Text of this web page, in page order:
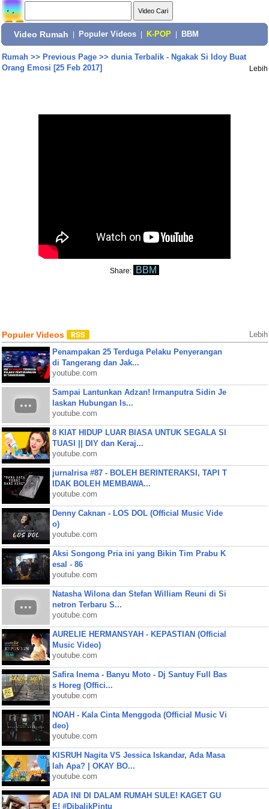
Video Rumah Populer Videos K-POP BBM
Rumah>> Previous Page>> dunia Terbalik - Ngakak Si Idoy Buat
Orang Emosi [25 Feb 2017]
Lebih
Share: BBM
Populer Videos Lebih
Penampakan 25 Terduga Pelaku Penyerangan
di Tangerang dan Jak...
youtube.com
Sampai Lantunkan Adzan! Irmanputra Sidin Je
laskan Hubungan Is...
youtube.com
8 KIAT HIDUP LUAR BIASA UNTUK SEGALA SI
TUASI || DIY dan Keraj...
youtube.com
jurnalrisa #87 - BOLEH BERINTERAKSI, TAPI T
IDAK BOLEH MEMBAWA...
youtube.com
Denny Caknan - LOS DOL (Official Music Vide
o)
youtube.com
Aksi Songong Pria ini yang Bikin Tim Prabu K
esal - 86
youtube.com
Natasha Wilona dan Stefan William Reuni di Si
netron Terbaru S...
youtube.com
AURELIE HERMANSYAH - KEPASTIAN (Official
Music Video)
youtube.com
Safira Inema - Banyu Moto - Dj Santuy Full Bas
s Horeg (Offici...
youtube.com
NOAH - Kala Cinta Menggoda (Official Music Vi
deo)
youtube.com
KISRUH Nagita VS Jessica Iskandar, Ada Masa
lah Apa? | OKAY BO...
youtube.com
ADA INI DI DALAM RUMAH SULE! KAGET GU
E! #DibalikPintu